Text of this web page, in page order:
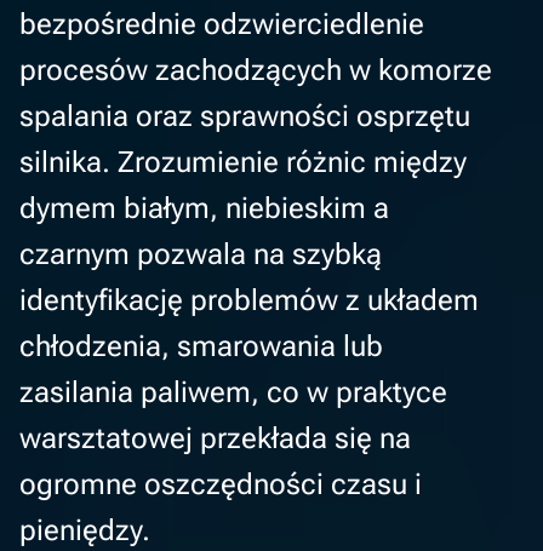
bezpośrednie odzwierciedlenie
procesów zachodzących w komorze
spalania oraz sprawności osprzętu
silnika. Zrozumienie różnic między
dymem białym, niebieskim a
czarnym pozwala na szybką
identyfikację problemów z układem
chłodzenia, smarowania lub
zasilania paliwem, co w praktyce
warsztatowej przekłada się na
ogromne oszczędności czasu i
pieniędzy.